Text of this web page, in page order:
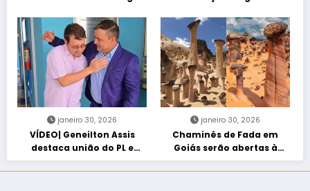
entra em protocolo de
morte encefálica
“Acorda Brasil” em Goiânia
janeiro 30, 2026
VÍDEO| Geneilton Assis
destaca união do PL e
consolidação de apoio a
Maycon Tombini em Jataí
janeiro 30, 2026
Chaminés de Fada em
Goiás serão abertas à
visitação controlada